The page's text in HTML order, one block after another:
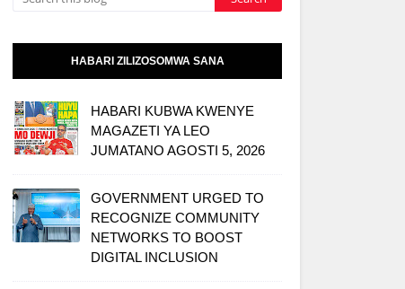
HABARI ZILIZOSOMWA SANA
HABARI KUBWA KWENYE
MAGAZETI YA LEO
JUMATANO AGOSTI 5, 2026
GOVERNMENT URGED TO
RECOGNIZE COMMUNITY
NETWORKS TO BOOST
DIGITAL INCLUSION